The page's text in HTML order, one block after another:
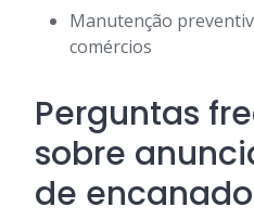
Manutenção
comércios
Perguntas
sobre
de